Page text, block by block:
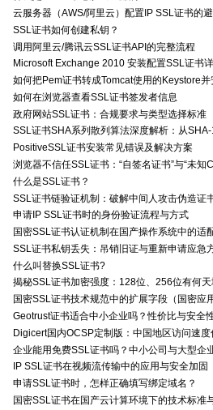
云服务器（AWS/阿里云）配置IP SSL证书的
SSL证书如何创建私钥？
调用阿里云/腾讯云SSL证书API的完整流程
Microsoft Exchange 2010 安装配置SSL证书
如何把Pem证书转成Tomcat使用的Keystore并
如何在浏览器查看SSL证书签发者信息
政府网站SSL证书：合规要求与类型选择标准
PositiveSSL证书安装常见错误及解决方案
浏览器不信任SSL证书：“自签名证书”与“未知
什么是SSL证书？
SSL证书链验证机制：破解中间人攻击伪造证
申请IP SSL证书时的身份验证流程与方式
国密SSL证书认证机制在国产操作系统中的适
SSL证书私钥丢失：吊销旧证与重新申请应急
什么叫替换SSL证书?
揭秘SSL证书加密强度：128位、256位有何天
国密SSL证书技术规范中的扩展字段（国密应
Geotrust证书适合中小企业吗？性价比与安全
Digicert国内OCSP定制版：中国地区访问速度
企业能用免费SSL证书吗？中小公司与大型企
IP SSL证书在视频流传输中的应用与安全加固
申请SSL证书时，怎样正确填写绑定域名？
国密SSL证书在国产云计算环境下的技术标准